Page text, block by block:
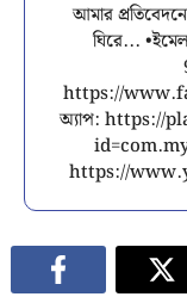
আমার
ঘিরে...
https://
অ্যাপ: https://
https://